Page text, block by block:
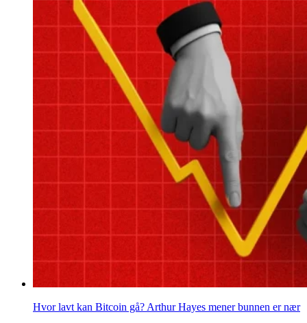
Hvor lavt kan Bitcoin gå? Arthur Hayes mener bunnen er nær